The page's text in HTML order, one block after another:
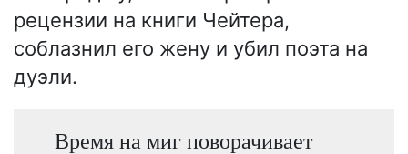
рецензии на книги Чейтера,
соблазнил его жену и убил поэта на
дуэли.
Время на миг поворачивает